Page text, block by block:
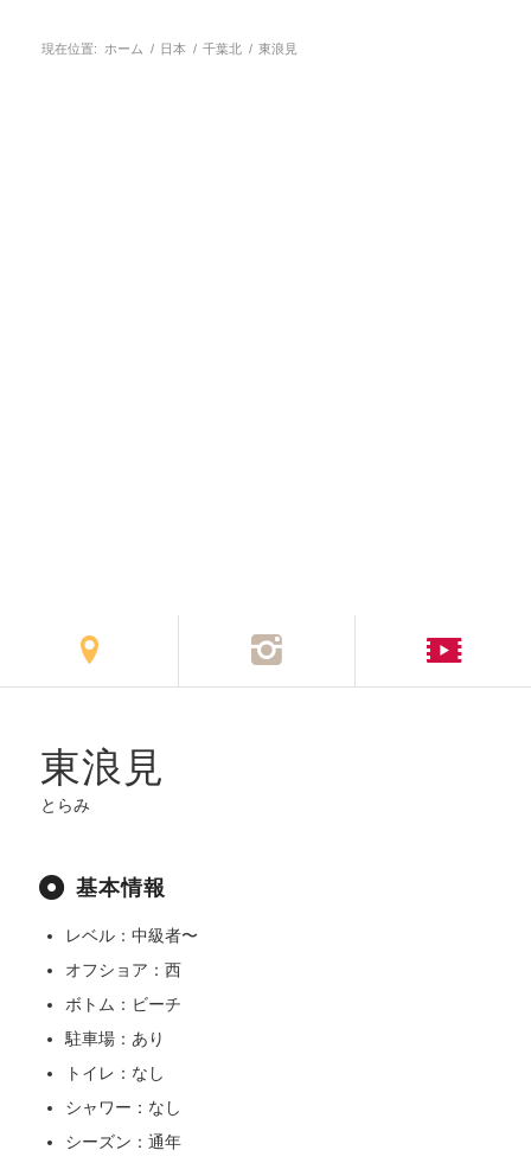
現在位置: ホーム / 日本 / 千葉北 / 東浪見
東浪見
とらみ
基本情報
レベル：中級者〜
オフショア：西
ボトム：ビーチ
駐車場：あり
トイレ：なし
シャワー：なし
シーズン：通年